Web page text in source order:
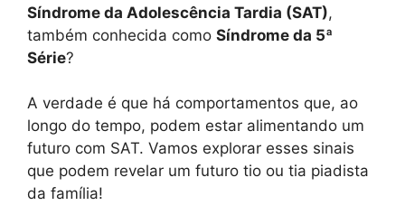
Síndrome da Adolescência Tardia (SAT),
também conhecida como Síndrome da 5ª
Série?
A verdade é que há comportamentos que, ao
longo do tempo, podem estar alimentando um
futuro com SAT. Vamos explorar esses sinais
que podem revelar um futuro tio ou tia piadista
da família!